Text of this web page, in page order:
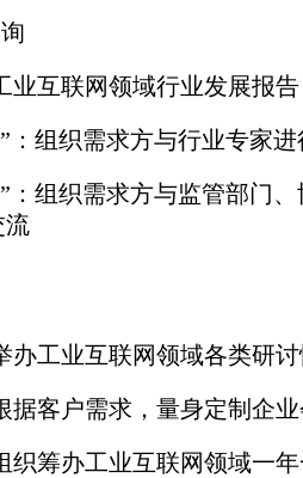
业互联网领域行业发展报告
：组织需求方与行业专家
：组织需求方与监管部门
流
办工业互联网领域各类研
据客户需求，量身定制企
织筹办工业互联网领域一